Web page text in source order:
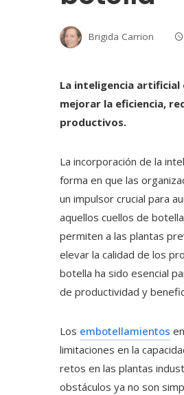
Brigida Carrion
La inteligencia artificial
mejorar la eficiencia,
productivos.
La incorporación de la
forma en que las
un impulsor crucial para
aquellos cuellos de
permiten a las plantas
elevar la calidad de los
botella ha sido esencial
de productividad y
Los embotellamientos
limitaciones en la
retos en las plantas
obstáculos ya no son